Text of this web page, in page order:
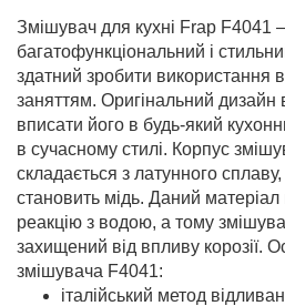
Змішувач для кухні Frap F4041
багатофункціональний і
здатний зробити використання
заняттям. Оригінальний дизайн
вписати його в будь-який
в сучасному стилі. Корпус
складається з латунного
становить мідь. Даний матеріал
реакцію з водою, а тому
захищений від впливу корозії.
змішувача F4041:
італійський метод